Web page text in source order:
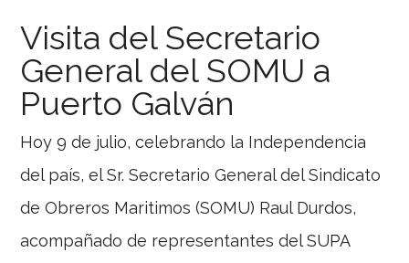
Visita del Secretario
General del SOMU a
Puerto Galván
Hoy 9 de julio, celebrando la Independencia
del país, el Sr. Secretario General del Sindicato
de Obreros Maritimos (SOMU) Raul Durdos,
acompañado de representantes del SUPA